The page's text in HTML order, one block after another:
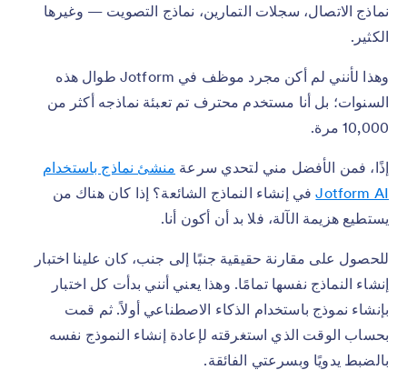
نماذج الاتصال، سجلات التمارين، نماذج التصويت — وغيرها
الكثير.
وهذا لأنني لم أكن مجرد موظف في Jotform طوال هذه
السنوات؛ بل أنا مستخدم محترف تم تعبئة نماذجه أكثر من
10,000 مرة.
إذًا، فمن الأفضل مني لتحدي سرعة منشئ نماذج باستخدام
Jotform AIفي إنشاء النماذج الشائعة؟ إذا كان هناك من
يستطيع هزيمة الآلة، فلا بد أن أكون أنا.
للحصول على مقارنة حقيقية جنبًا إلى جنب، كان علينا اختبار
إنشاء النماذج نفسها تمامًا. وهذا يعني أنني بدأت كل اختبار
بإنشاء نموذج باستخدام الذكاء الاصطناعي أولاً. ثم قمت
بحساب الوقت الذي استغرقته لإعادة إنشاء النموذج نفسه
بالضبط يدويًا وبسرعتي الفائقة.